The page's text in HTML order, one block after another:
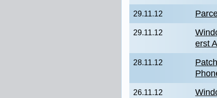
29.11.12
29.11.12
erst
28.11.12
26.11.12